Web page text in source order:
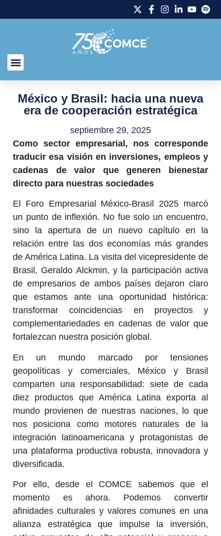
México y Brasil: hacia una nueva
era de cooperación estratégica
septiembre 29, 2025
Como sector empresarial, nos corresponde
traducir esa visión en inversiones, empleos y
cadenas de valor que generen bienestar
directo para nuestras sociedades
El Foro Empresarial México-Brasil 2025 marcó
un punto de inflexión. No fue solo un encuentro,
sino la apertura de un nuevo capítulo en la
relación entre las dos economías más grandes
de América Latina. La visita del vicepresidente de
Brasil, Geraldo Alckmin, y la participación activa
de empresarios de ambos países dejaron claro
que estamos ante una oportunidad histórica:
transformar coincidencias en proyectos y
complementariedades en cadenas de valor que
fortalezcan nuestra posición global.
En un mundo marcado por tensiones
geopolíticas y comerciales, México y Brasil
comparten una responsabilidad: siete de cada
diez productos que América Latina exporta al
mundo provienen de nuestras naciones, lo que
nos posiciona como motores naturales de la
integración latinoamericana y protagonistas de
una plataforma productiva robusta, innovadora y
diversificada.
Por ello, desde el COMCE sabemos que el
momento es ahora. Podemos convertir
afinidades culturales y valores comunes en una
alianza estratégica que impulse la inversión,